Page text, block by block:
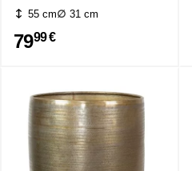
55 cm 31 cm
7999 €